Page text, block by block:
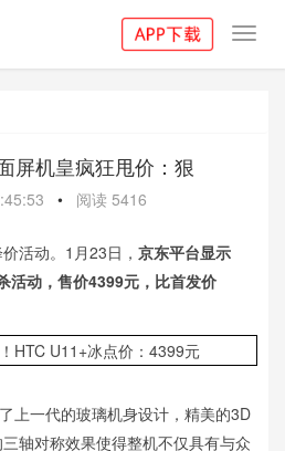
屏机皇疯狂甩价：狠
• 阅读 5416
活动。1月23日， 京东平台显示
活动，售价4399元，比首发价
上一代的玻璃机身设计，精美的3D
轴对称效果使得整机不仅具有与众